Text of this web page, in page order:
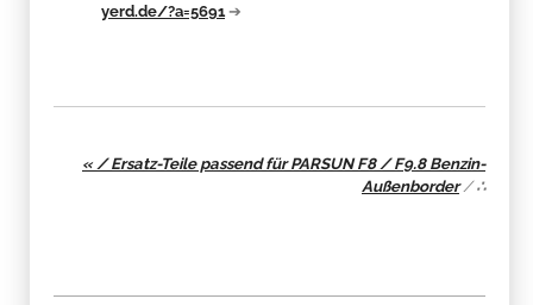
yerd.de/?a=5691 ➔
« / Ersatz-Teile passend für PARSUN F8 / F9.8 Benzin-
Außenborder/∴